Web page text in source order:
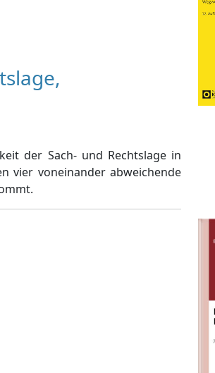
der Sach- und Rechtslage in
vier voneinander abweichende